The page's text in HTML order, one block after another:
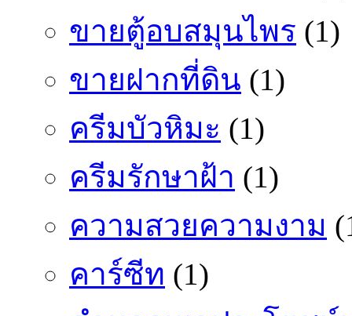
ขายตู้อบสมุนไพร (1)
ขายฝากที่ดิน (1)
ครีมบัวหิมะ (1)
ครีมรักษาฝ้า (1)
ความสวยความงาม
คาร์ซีท (1)